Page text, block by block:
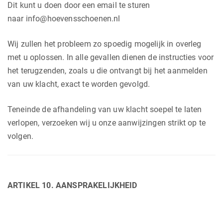
Dit kunt u doen door een email te sturen
naar info@hoevensschoenen.nl
Wij zullen het probleem zo spoedig mogelijk in overleg
met u oplossen. In alle gevallen dienen de instructies voor
het terugzenden, zoals u die ontvangt bij het aanmelden
van uw klacht, exact te worden gevolgd.
Teneinde de afhandeling van uw klacht soepel te laten
verlopen, verzoeken wij u onze aanwijzingen strikt op te
volgen.
ARTIKEL 10. AANSPRAKELIJKHEID